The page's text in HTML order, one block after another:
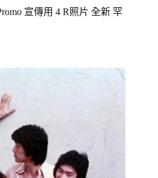
宣傳用 4 R照片 全新 罕